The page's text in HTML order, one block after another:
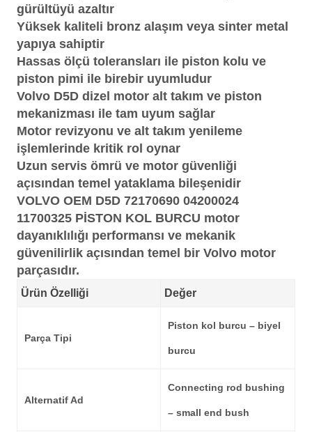
gürültüyü azaltır
Yüksek kaliteli bronz alaşım veya sinter metal
yapıya sahiptir
Hassas ölçü toleransları ile piston kolu ve
piston pimi ile birebir uyumludur
Volvo D5D dizel motor alt takım ve piston
mekanizması ile tam uyum sağlar
Motor revizyonu ve alt takım yenileme
işlemlerinde kritik rol oynar
Uzun servis ömrü ve motor güvenliği
açısından temel yataklama bileşenidir
VOLVO OEM D5D 72170690 04200024
11700325 PİSTON KOL BURCU motor
dayanıklılığı performansı ve mekanik
güvenilirlik açısından temel bir Volvo motor
parçasıdır.
Ürün Özelliği Değer
Parça Tipi
Piston kol burcu – biyel
burcu
Alternatif Ad
Connecting rod bushing
– small end bush